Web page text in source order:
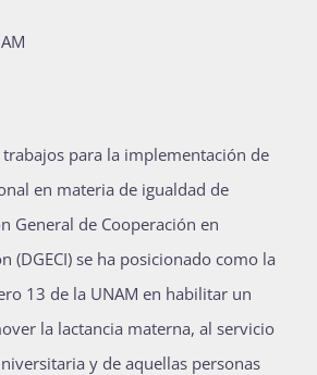
Blog
Recursos
Súmate
trabajos para la implementación de
en materia de igualdad de
General de Cooperación en
(DGECI) se ha posicionado como la
13 de la UNAM en habilitar un
la lactancia materna, al servicio
y de aquellas personas